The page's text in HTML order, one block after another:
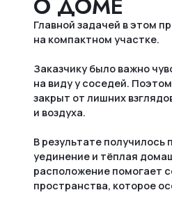
на виду у соседей. Поэтому
закрыт от лишних взглядов, но при
и воздуха.
В результате получилось
уединение и тёплая домашняя
расположение помогает создать
пространства, которое особенно
МЛН. ₽
БЮДЖЕТ100М2